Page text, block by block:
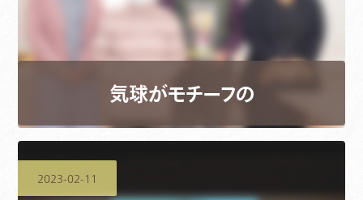
気球がモチーフの
2023-02-11